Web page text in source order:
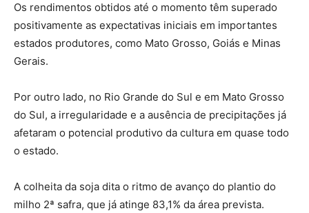
Os rendimentos obtidos até o momento têm superado
positivamente as expectativas iniciais em importantes
estados produtores, como Mato Grosso, Goiás e Minas
Gerais.
Por outro lado, no Rio Grande do Sul e em Mato Grosso
do Sul, a irregularidade e a ausência de precipitações já
afetaram o potencial produtivo da cultura em quase todo
o estado.
A colheita da soja dita o ritmo de avanço do plantio do
milho 2ª safra, que já atinge 83,1% da área prevista.